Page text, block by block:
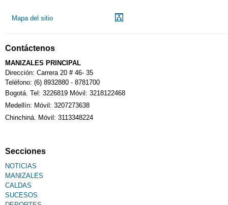
Mapa del sitio
Contáctenos
MANIZALES PRINCIPAL
Dirección: Carrera 20 # 46- 35
Teléfono: (6) 8932880 - 8781700
Bogotá. Tel: 3226819 Móvil: 3218122468
Medellín: Móvil: 3207273638
Chinchiná. Móvil: 3113348224
Secciones
NOTICIAS
MANIZALES
CALDAS
SUCESOS